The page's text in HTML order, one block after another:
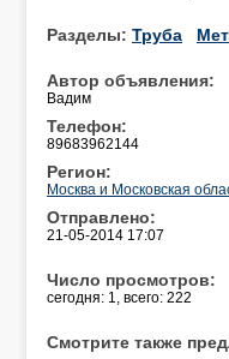
Разделы: Труба
Автор объявления:
Вадим
Телефон:
89683962144
Регион:
Москва и Московская
Отправлено:
21-05-2014 17:07
Число просмотров:
сегодня: 1, всего: 222
Смотрите также